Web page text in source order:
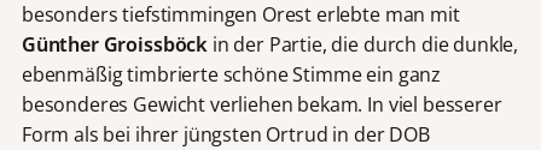
besonders tiefstimmingen Orest erlebte man mit
Günther Groissböck in der Partie, die durch die dunkle,
ebenmäßig timbrierte schöne Stimme ein ganz
besonderes Gewicht verliehen bekam. In viel besserer
Form als bei ihrer jüngsten Ortrud in der DOB